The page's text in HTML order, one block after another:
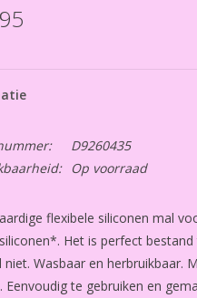
D9260435
Op voorraad
flexibele siliconen mal
Het is perfect
niet. Wasbaar en herbruikbaar.
Eenvoudig te gebruiken en